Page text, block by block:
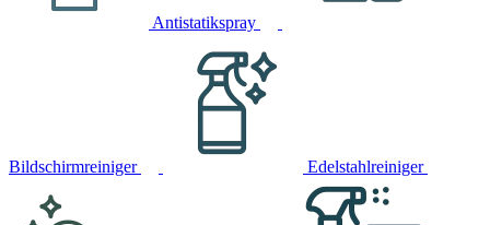
Antistatikspray
Bildschirmreiniger Edelstahlreiniger